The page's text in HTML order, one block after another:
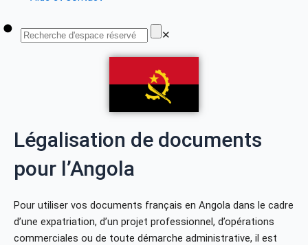
✕
Légalisation de documents
pour l’Angola
Pour utiliser vos documents français en Angola dans le cadre
d’une expatriation, d’un projet professionnel, d’opérations
commerciales ou de toute démarche administrative, il est